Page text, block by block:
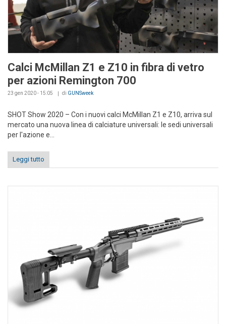
Calci McMillan Z1 e Z10 in fibra di vetro
per azioni Remington 700
23 gen 2020 - 15:05 di GUNSweek
SHOT Show 2020 – Con i nuovi calci McMillan Z1 e Z10, arriva sul
mercato una nuova linea di calciature universali: le sedi universali
per l'azione e...
Leggi tutto